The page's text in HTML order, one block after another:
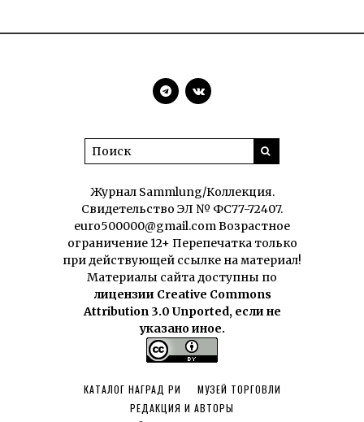
Журнал Sammlung/Коллекция.
Свидетельство ЭЛ № ФС77-72407.
euro500000@gmail.com Возрастное
ограничение 12+ Перепечатка только
при действующей ссылке на материал!
Материалы сайта доступны по
лицензии Creative Commons
Attribution 3.0 Unported, если не
указано иное.
КАТАЛОГ НАГРАД РИ
МУЗЕЙ ТОРГОВЛИ
РЕДАКЦИЯ И АВТОРЫ